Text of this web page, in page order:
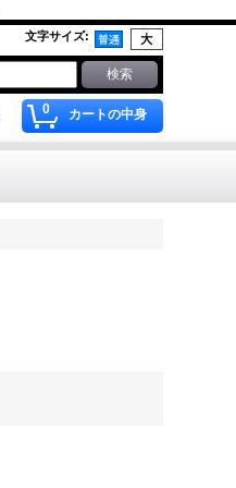
文字サイズ:
0 カートの中身